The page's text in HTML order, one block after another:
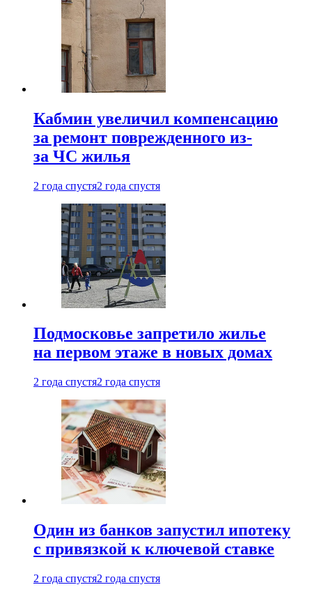
Кабмин увеличил компенсацию
за ремонт поврежденного из-
за ЧС жилья
2 года спустя2 года спустя
Подмосковье запретило жилье
на первом этаже в новых домах
2 года спустя2 года спустя
Один из банков запустил ипотеку
с привязкой к ключевой ставке
2 года спустя2 года спустя